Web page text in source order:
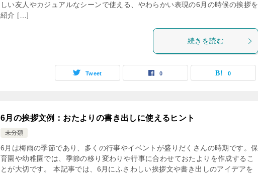
しい友人やカジュアルなシーンで使える、やわらかい表現の6月の時候の挨拶を
紹介 […]
続きを読む
Tweet 0 0
6月の挨拶文例：おたよりの書き出しに使えるヒント
未分類
6月は梅雨の季節であり、多くの行事やイベントが盛りだくさんの時期です。保
育園や幼稚園では、季節の移り変わりや行事に合わせておたよりを作成するこ
とが大切です。 本記事では、6月にふさわしい挨拶文や書き出しのアイデアを